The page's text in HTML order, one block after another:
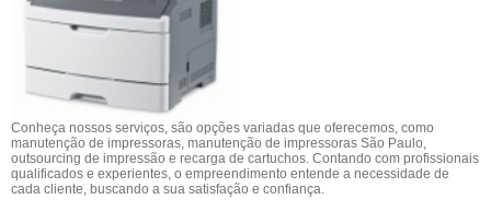
Conheça nossos serviços, são opções variadas que oferecemos, como
manutenção de impressoras, manutenção de impressoras São Paulo,
outsourcing de impressão e recarga de cartuchos. Contando com profissionais
qualificados e experientes, o empreendimento entende a necessidade de
cada cliente, buscando a sua satisfação e confiança.